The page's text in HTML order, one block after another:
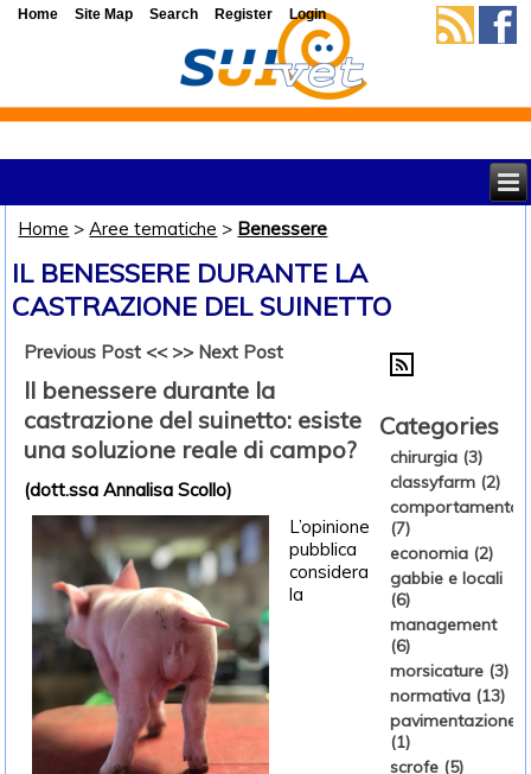
Home >Aree tematiche > Benessere
IL BENESSERE DURANTE LA
CASTRAZIONE DEL SUINETTO
Previous Post << >> Next Post
Il benessere durante la
castrazione del suinetto: esiste
una soluzione reale di campo?
(dott.ssa Annalisa Scollo)
L’opinione
pubblica
considera
la
Categories
chirurgia (3)
classyfarm (2)
comportamento
(7)
economia (2)
gabbie e locali
(6)
management
(6)
morsicature (3)
normativa (13)
pavimentazione
(1)
scrofe (5)
Home Site Map Search Register Login